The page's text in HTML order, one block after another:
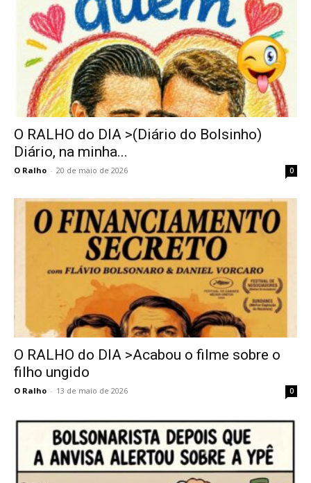
O RALHO do DIA >(Diário do Bolsinho)
Diário, na minha...
O Ralho - 20 de maio de 2026 0
O RALHO do DIA >Acabou o filme sobre o
filho ungido
O Ralho - 13 de maio de 2026 0